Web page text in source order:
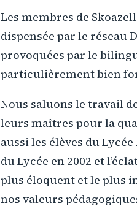
Les membres de
dispensée par le réseau
provoquées par le
particulièrement bien
Nous saluons le travail
leurs maîtres pour la
aussi les élèves du
du Lycée en 2002 et
plus éloquent et le plus
nos valeurs